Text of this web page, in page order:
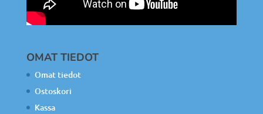
OMAT TIEDOT
Omat tiedot
Ostoskori
Kassa